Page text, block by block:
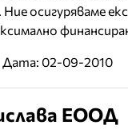
осигуряваме
Дата: 02-09-2010
ЕООД